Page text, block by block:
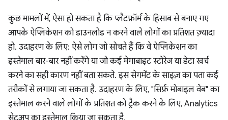
कुछ मामलों में, ऐसा हो सकता है कि प्लैटफ़ॉर्म के हिसाब से बनाए गए
आपके ऐप्लिकेशन को डाउनलोड न करने वाले लोगों का प्रतिशत ज़्यादा
हो. उदाहरण के लिए: ऐसे लोग जो सोचते हैं कि वे ऐप्लिकेशन का
इस्तेमाल बार-बार नहीं करेंगे या जो कई मेगाबाइट स्टोरेज या डेटा खर्च
करने का सही कारण नहीं बता सकते. इस सेगमेंट के साइज़ का पता कई
तरीकों से लगाया जा सकता है. उदाहरण के लिए, "सिर्फ़ मोबाइल वेब" का
इस्तेमाल करने वाले लोगों के प्रतिशत को ट्रैक करने के लिए, Analytics
सेटअप का इस्तेमाल किया जा सकता है.